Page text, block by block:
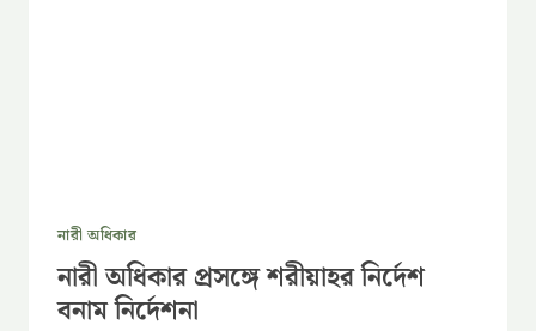
নারী অধিকার
নারী অধিকার প্রসঙ্গে শরীয়াহর নির্দেশ
বনাম নির্দেশনা